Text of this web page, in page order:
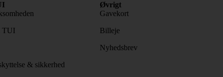
TUI
& sikkerhed
Øvrigt
Gavekort
Billeje
Nyhedsbrev